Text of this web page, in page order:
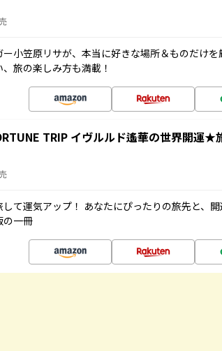
小笠原リサが、本当に好きな場所＆ものだけ
旅の楽しみ方も満載！
TRIP イヴルルド遙華の世界開運★
して運気アップ！ あなたにぴったりの旅先と、
の一冊